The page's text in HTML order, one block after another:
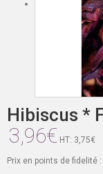
Hibiscus *
3,96€ HT: 3,75€
Prix en points de fidelité :